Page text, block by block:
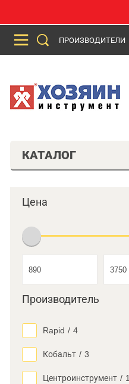
ПРОИЗВОДИТЕЛИ
КАТАЛОГ
Цена
Производитель
Rapid / 4
Кобальт / 3
Центроинструмент / 1